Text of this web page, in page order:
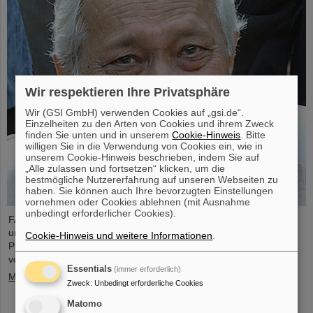
FAIR und GSI trauern um einen herausragenden Wissenschaftler
und einen der Wegbereiter für das FAIR-Projekt. Der indische
Physiker Bikash Sinha ist am 11. August im Alter von 78 Jahren
von uns gegangen.
Mehr »
Wir respektieren Ihre Privatsphäre
Wir (GSI GmbH) verwenden Cookies auf „gsi.de“.
Einzelheiten zu den Arten von Cookies und ihrem Zweck
finden Sie unten und in unseremCookie-Hinweis . Bitte
willigen Sie in die Verwendung von Cookies ein, wie in
unserem Cookie-Hinweis beschrieben, indem Sie auf
„Alle zulassen und fortsetzen“ klicken, um die
bestmögliche Nutzererfahrung auf unseren Webseiten zu
haben. Sie können auch Ihre bevorzugten Einstellungen
vornehmen oder Cookies ablehnen (mit Ausnahme
unbedingt erforderlicher Cookies).
Cookie-Hinweis und weitere Informationen
Essentials (immer erforderlich)
Zweck: Unbedingt erforderliche Cookies
Matomo